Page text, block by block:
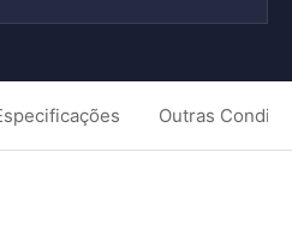
Outras